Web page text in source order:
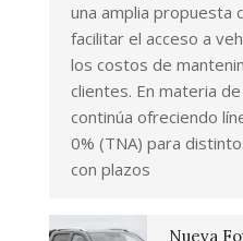
una amplia propuesta
facilitar el acceso a
los costos de
clientes. En materia
continúa ofreciendo
0% (TNA) para
con plazos
Nueva